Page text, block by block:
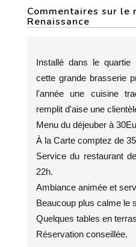
Commentaires sur le
Renaissance
Installé dans le
cette grande brasserie
l'année une cuisine
remplit d'aise une
Menu du déjeuber à
À la Carte comptez de
Service du restaurant
22h.
Ambiance animée et
Beaucoup plus calme le
Quelques tables en
Réservation conseillée.